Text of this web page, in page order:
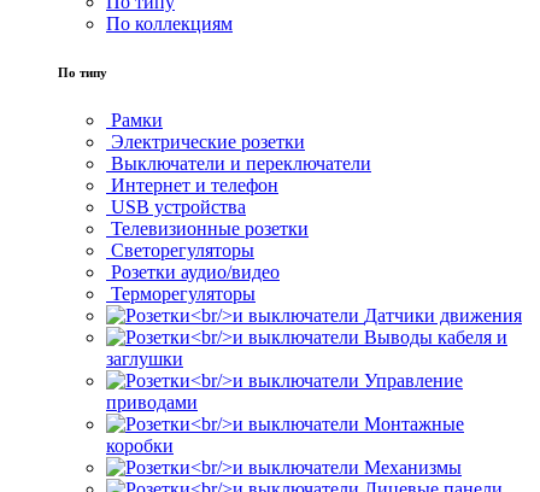
По коллекциям
По типу
Рамки
Электрические розетки
Выключатели и переключатели
Интернет и телефон
USB устройства
Телевизионные розетки
Светорегуляторы
Розетки аудио/видео
Терморегуляторы
Датчики движения
Выводы кабеля и
заглушки
Управление
приводами
Монтажные
коробки
Механизмы